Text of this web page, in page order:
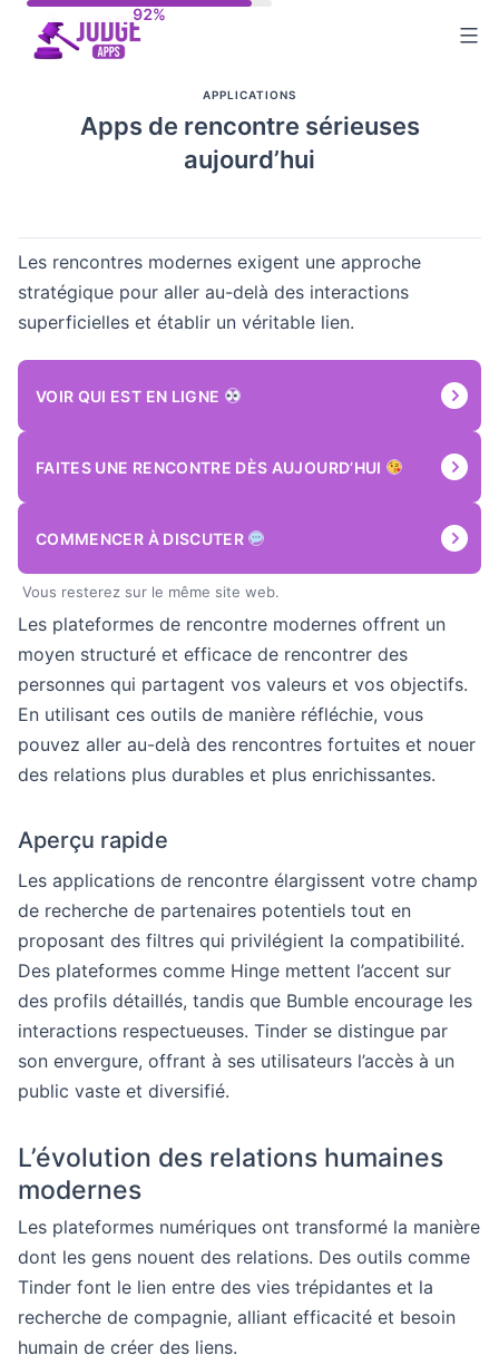
APPLICATIONS
Apps de rencontre sérieuses
aujourd’hui
Les rencontres modernes exigent une approche
stratégique pour aller au-delà des interactions
superficielles et établir un véritable lien.
VOIR QUI EST EN LIGNE
FAITES UNE RENCONTRE DÈS AUJOURD’HUI
COMMENCER À DISCUTER
Vous resterez sur le même site web.
Les plateformes de rencontre modernes offrent un
moyen structuré et efficace de rencontrer des
personnes qui partagent vos valeurs et vos objectifs.
En utilisant ces outils de manière réfléchie, vous
pouvez aller au-delà des rencontres fortuites et nouer
des relations plus durables et plus enrichissantes.
Aperçu rapide
Les applications de rencontre élargissent votre champ
de recherche de partenaires potentiels tout en
proposant des filtres qui privilégient la compatibilité.
Des plateformes comme Hinge mettent l’accent sur
des profils détaillés, tandis que Bumble encourage les
interactions respectueuses. Tinder se distingue par
son envergure, offrant à ses utilisateurs l’accès à un
public vaste et diversifié.
L’évolution des relations humaines
modernes
Les plateformes numériques ont transformé la manière
dont les gens nouent des relations. Des outils comme
Tinder font le lien entre des vies trépidantes et la
recherche de compagnie, alliant efficacité et besoin
humain de créer des liens.